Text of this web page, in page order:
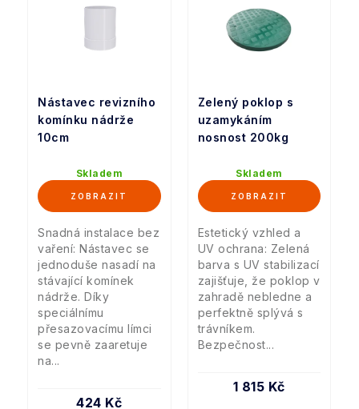
Nástavec revizního
komínku nádrže
10cm
Skladem
424 Kč
Snadná instalace bez
vaření: Nástavec se
jednoduše nasadí na
stávající komínek
nádrže. Díky
speciálnímu
přesazovacímu límci
se pevně zaaretuje
na...
Zelený poklop s
uzamykáním
nosnost 200kg
Skladem
1 815 Kč
Estetický vzhled a
UV ochrana: Zelená
barva s UV stabilizací
zajišťuje, že poklop v
zahradě nebledne a
perfektně splývá s
trávníkem.
Bezpečnost...